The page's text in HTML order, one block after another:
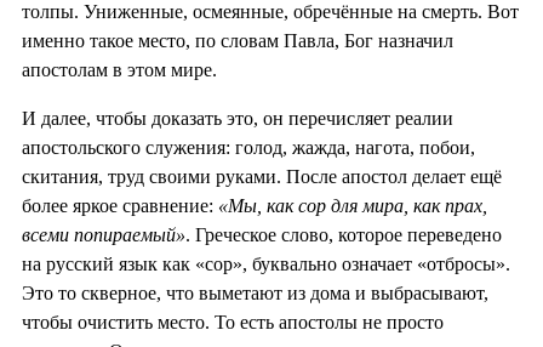
толпы. Униженные, осмеянные, обречённые на смерть. Вот
именно такое место, по словам Павла, Бог назначил
апостолам в этом мире.
И далее, чтобы доказать это, он перечисляет реалии
апостольского служения: голод, жажда, нагота, побои,
скитания, труд своими руками. После апостол делает ещё
более яркое сравнение: «Мы, как сор для мира, как прах,
всеми попираемый». Греческое слово, которое переведено
на русский язык как «сор», буквально означает «отбросы».
Это то скверное, что выметают из дома и выбрасывают,
чтобы очистить место. То есть апостолы не просто